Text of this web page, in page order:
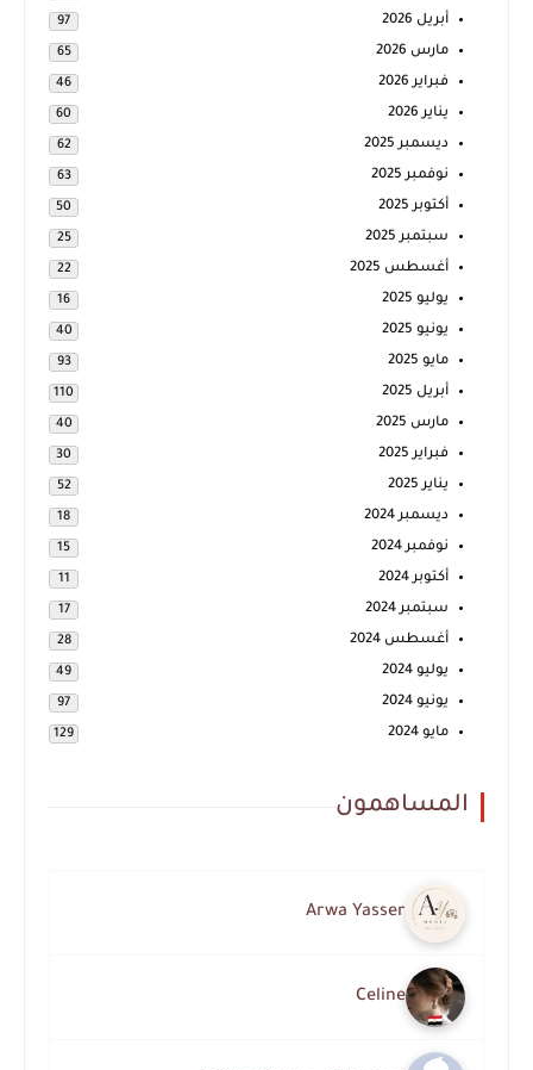
أبريل 2026 97
مارس 2026 65
فبراير 2026 46
يناير 2026 60
ديسمبر 2025 62
نوفمبر 2025 63
أكتوبر 2025 50
سبتمبر 2025 25
أغسطس 2025 22
يوليو 2025 16
يونيو 2025 40
مايو 2025 93
أبريل 2025 110
مارس 2025 40
فبراير 2025 30
يناير 2025 52
ديسمبر 2024 18
نوفمبر 2024 15
أكتوبر 2024 11
سبتمبر 2024 17
أغسطس 2024 28
يوليو 2024 49
يونيو 2024 97
مايو 2024 129
المساهمون
Arwa Yasser
Celine